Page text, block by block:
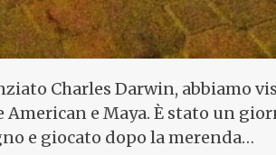
Charles Darwin, abbiamo
e Maya. È stato un
e giocato dopo la merenda…